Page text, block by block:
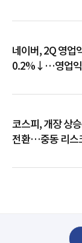
네이버, 2Q 영업
0.2%↓…영업익
코스피, 개장 상
전환…중동 리스